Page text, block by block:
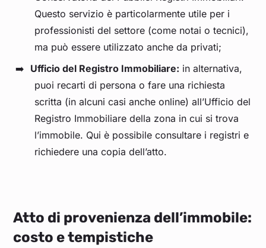
Questo servizio è particolarmente utile per i
professionisti del settore (come notai o tecnici),
ma può essere utilizzato anche da privati;
Ufficio del Registro Immobiliare: in alternativa,
puoi recarti di persona o fare una richiesta
scritta (in alcuni casi anche online) all’Ufficio del
Registro Immobiliare della zona in cui si trova
l’immobile. Qui è possibile consultare i registri e
richiedere una copia dell’atto.
Atto di provenienza dell’immobile:
costo e tempistiche